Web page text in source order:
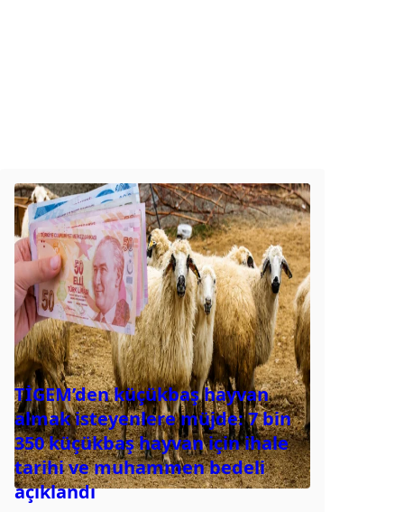
TİGEM’den küçükbaş hayvan
almak isteyenlere müjde: 7 bin
350 küçükbaş hayvan için ihale
tarihi ve muhammen bedeli
açıklandı